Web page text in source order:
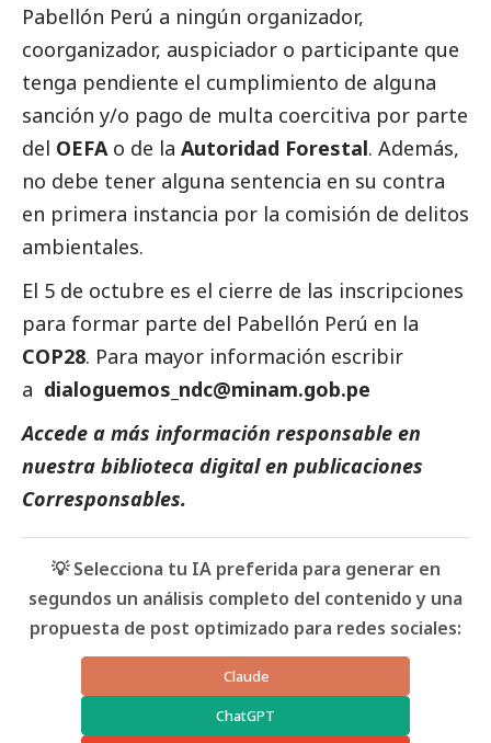
Pabellón Perú a ningún organizador,
coorganizador, auspiciador o participante que
tenga pendiente el cumplimiento de alguna
sanción y/o pago de multa coercitiva por parte
del OEFA o de la Autoridad Forestal. Además,
no debe tener alguna sentencia en su contra
en primera instancia por la comisión de delitos
ambientales.
El 5 de octubre es el cierre de las inscripciones
para formar parte del Pabellón Perú en la
COP28. Para mayor información escribir
a dialoguemos_ndc@minam.gob.pe
Accede a más información responsable en
nuestra biblioteca digital en publicaciones
Corresponsables.
💡 Selecciona tu IA preferida para generar en
segundos un análisis completo del contenido y una
propuesta de post optimizado para redes sociales:
Claude
ChatGPT